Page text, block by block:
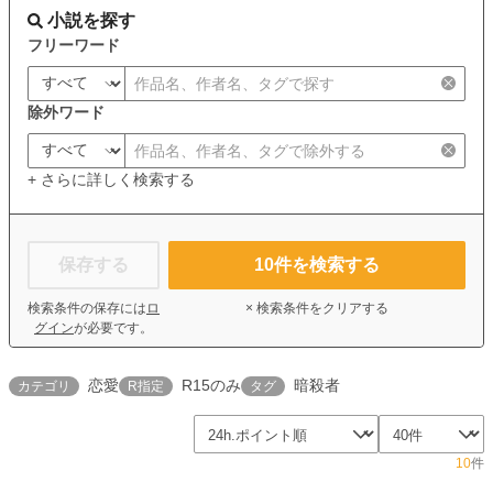
小説を探す
フリーワード
除外ワード
+ さらに詳しく検索する
保存する
検索条件の保存には ロ
グインが必要です。
10件を検索する
× 検索条件をクリアする
カテゴリ 恋愛 R指定 R15のみ タグ 暗殺者
10件